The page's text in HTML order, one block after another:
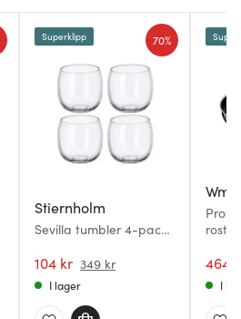
Stiernholm
Sevilla tumbler 4-pack
104 kr 349 kr
70%
Superklipp
I lager
Wmf
Profi
rostfri
464
I